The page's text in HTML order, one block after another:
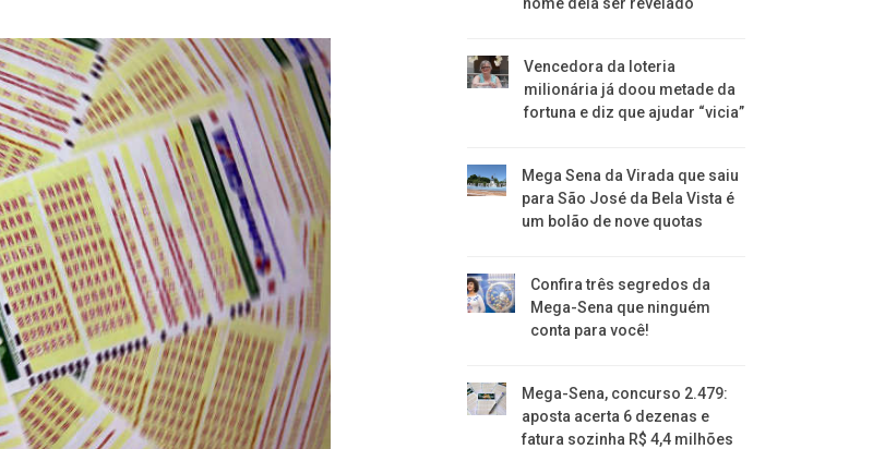
Vencedora da loteria
milionária já doou metade da
fortuna e diz que ajudar “vicia”
Mega Sena da Virada que saiu
para São José da Bela Vista é
um bolão de nove quotas
Confira três segredos da
Mega-Sena que ninguém
conta para você!
Mega-Sena, concurso 2.479:
aposta acerta 6 dezenas e
fatura sozinha R$ 4,4 milhões